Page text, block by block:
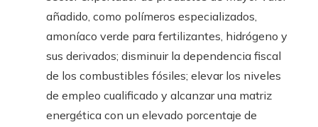
añadido, como polímeros especializados,
amoníaco verde para fertilizantes, hidrógeno y
sus derivados; disminuir la dependencia fiscal
de los combustibles fósiles; elevar los niveles
de empleo cualificado y alcanzar una matriz
energética con un elevado porcentaje de